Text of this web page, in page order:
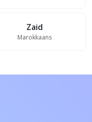
Zaid
Marokkaans